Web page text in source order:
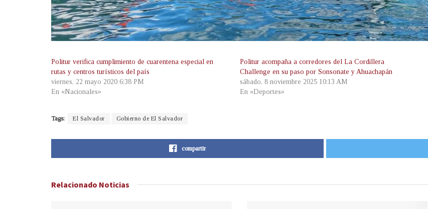
Politur verifica cumplimiento de cuarentena especial en
rutas y centros turísticos del país
viernes, 22 mayo 2020 6:38 PM
En «Nacionales»
Politur acompaña a corredores del La Cordillera
Challenge en su paso por Sonsonate y Ahuachapán
sábado, 8 noviembre 2025 10:13 AM
En «Deportes»
Tags: El Salvador Gobierno de El Salvador
compartir
Relacionado Noticias